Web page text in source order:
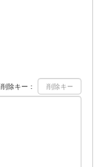
削除キー：